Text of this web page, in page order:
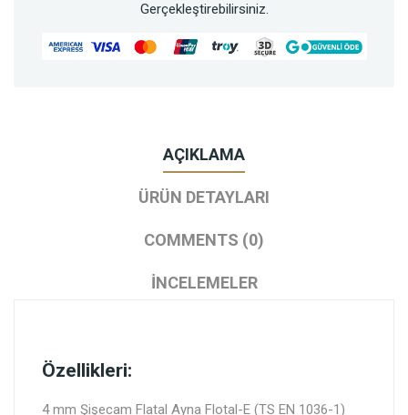
Gerçekleştirebilirsiniz.
AÇIKLAMA
ÜRÜN DETAYLARI
COMMENTS (0)
İNCELEMELER
Özellikleri:
4 mm Şişecam Flatal Ayna Flotal-E (TS EN 1036-1)